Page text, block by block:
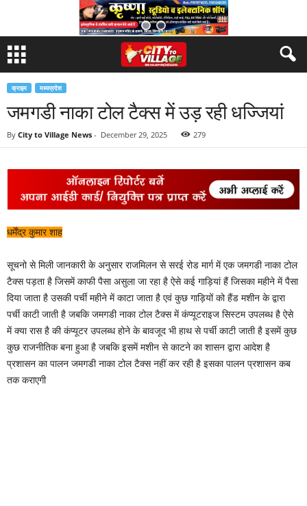
क्राइम मध्यप्रदेश
जमगडी नाका टोल टैक्स में उड़ रही धज्जियां
By City to Village News - December 29, 2025 279
धर्मेंद्र कुमार शाह
सूचनो से मिली जानकारी के अनुसार राजमिलन से सरई रोड मार्ग में एक जमगडी नाका टोल
टैक्स पड़ता है जिसमें काफी पैसा असुला जा रहा है ऐसे कई गाड़ियां हैं जिसका महीने में पैसा
दिया जाता है उसकी पर्ची महीने में काटा जाता है एवं कुछ गाड़ियों को हैंड मशीन के द्वारा
पर्ची काटी जाती है जबकि जमगडी नाका टोल टैक्स में कंप्यूटराइज सिस्टम उपलब्ध है ऐसे
में क्या रास है की कंप्यूटर उपलब्ध होने के बावजूद भी हाथ से पर्ची काटी जाती है इसमें कुछ
कुछ राजनीतिक बना हुआ है जबकि इसमें मशीन से काटने का शासन द्वारा आदेश है
प्रशासन का पालन जमगडी नाका टोल टैक्स नहीं कर रही है इसका पालन प्रशासन कब
तक कराएगी